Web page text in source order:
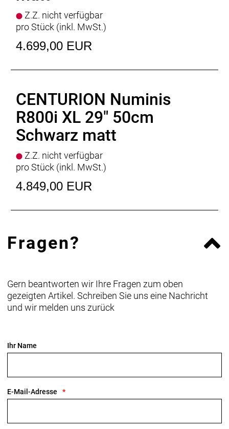
Ladegerät: BOSCH Standard Charger * 4 Ampere
Empfehlung Mindest Körpergrösse
Empfehlung Maximal Körpergrösse
: 26.5kg
Z.Z. nicht verfügbar
pro Stück (inkl. MwSt.)
4.699,00 EUR
CENTURION Numinis
R800i XL 29" 50cm
Schwarz matt
Z.Z. nicht verfügbar
pro Stück (inkl. MwSt.)
4.849,00 EUR
Fragen?
Gern beantworten wir Ihre Fragen zum oben
gezeigten Artikel. Schreiben Sie uns eine Nachricht
und wir melden uns zurück
Ihr Name
E-Mail-Adresse